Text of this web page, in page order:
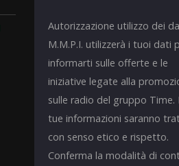
Autorizzazione utilizzo dei
M.M.P.I. utilizzerà i tuoi dati
informarti sulle offerte e le
iniziative legate alla
sulle radio del gruppo Time.
tue informazioni saranno
con senso etico e rispetto.
Conferma la modalità di